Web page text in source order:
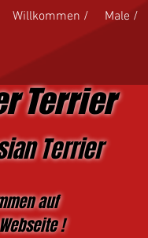
Willkommen / Male /
Terrier
Terrier
auf
!